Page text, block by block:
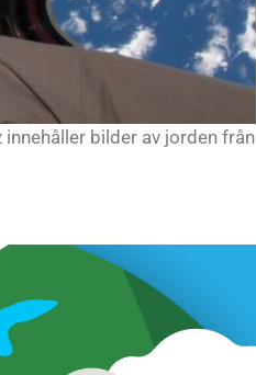
bilder av jorden från